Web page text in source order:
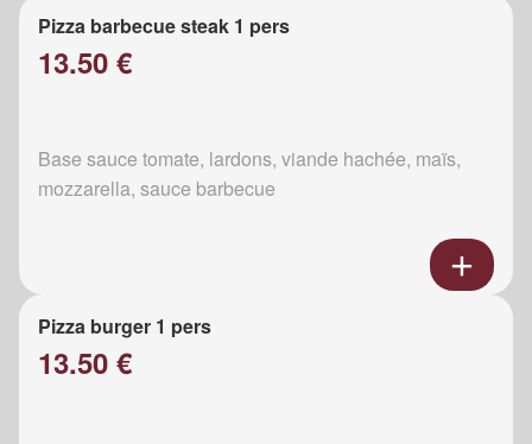
Pizza barbecue steak 1 pers
13.50 €
Base sauce tomate, lardons, viande hachée, maïs,
mozzarella, sauce barbecue
Pizza burger 1 pers
13.50 €